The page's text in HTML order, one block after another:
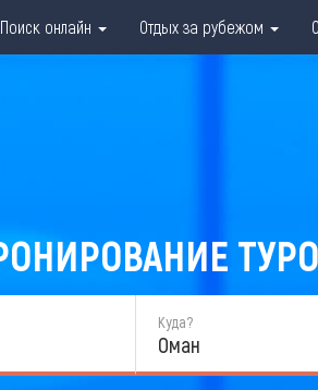
Поиск онлайн Отдых за рубежом
Куда?
Оман